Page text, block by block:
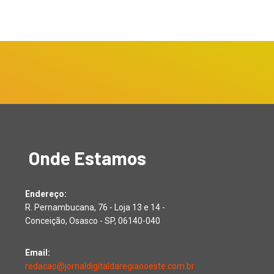
Onde Estamos
Endereço:
R. Pernambucana, 76 - Loja 13 e 14 -
Conceição, Osasco - SP, 06140-040
Email:
redacao@jornaldigitaldaregiaooeste.com.br